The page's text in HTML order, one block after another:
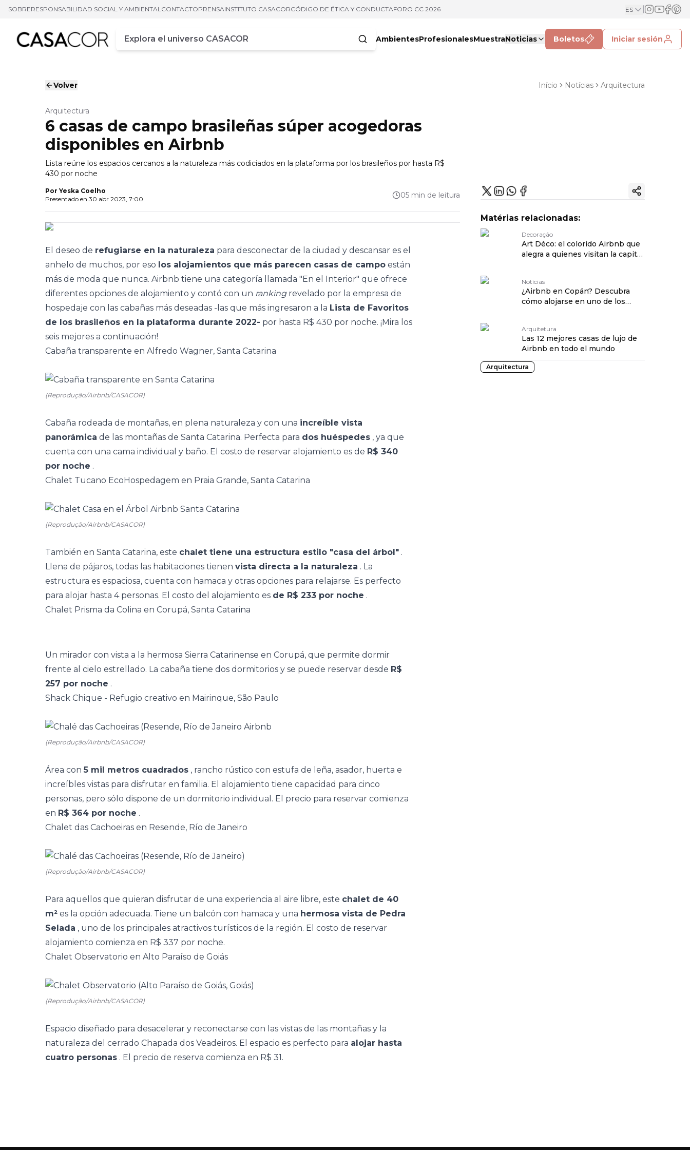
SOBRERESPONSABILIDAD SOCIAL Y AMBIENTALCONTACTOPRENSAINSTITUTO CASACORCÓDIGO DE ÉTICA Y CONDUCTAFORO CC 2026 ES
Campo de busca
Ingrese al menos tres caracteres
AmbientesProfesionalesMuestraNoticias Boletos Iniciar sesión
Volver Início Notícias Arquitectura
Arquitectura
6 casas de campo brasileñas súper acogedoras
disponibles en Airbnb
Lista reúne los espacios cercanos a la naturaleza más codiciados en la plataforma por los brasileños por hasta R$
430 por noche
Por Yeska Coelho
Presentado en 30 abr 2023, 7:00 05 min de leitura
El deseo de refugiarse en la naturaleza para desconectar de la ciudad y descansar es el
anhelo de muchos, por eso los alojamientos que más parecen casas de campo están
más de moda que nunca. Airbnb tiene una categoría llamada "En el Interior" que ofrece
diferentes opciones de alojamiento y contó con un rankingrevelado por la empresa de
hospedaje con las cabañas más deseadas -las que más ingresaron a la Lista de Favoritos
de los brasileños en la plataforma durante 2022- por hasta R$ 430 por noche. ¡Mira los
seis mejores a continuación!
Cabaña transparente en Alfredo Wagner, Santa Catarina
(Reprodução/Airbnb/CASACOR)
Cabaña rodeada de montañas, en plena naturaleza y con una increíble vista
panorámica de las montañas de Santa Catarina. Perfecta para dos huéspedes , ya que
cuenta con una cama individual y baño. El costo de reservar alojamiento es de R$ 340
por noche .
Chalet Tucano EcoHospedagem en Praia Grande, Santa Catarina
(Reprodução/Airbnb/CASACOR)
También en Santa Catarina, este chalet tiene una estructura estilo "casa del árbol" .
Llena de pájaros, todas las habitaciones tienen vista directa a la naturaleza . La
estructura es espaciosa, cuenta con hamaca y otras opciones para relajarse. Es perfecto
para alojar hasta 4 personas. El costo del alojamiento es de R$ 233 por noche .
Chalet Prisma da Colina en Corupá, Santa Catarina
Un mirador con vista a la hermosa Sierra Catarinense en Corupá, que permite dormir
frente al cielo estrellado. La cabaña tiene dos dormitorios y se puede reservar desde R$
257 por noche .
Shack Chique - Refugio creativo en Mairinque, São Paulo
(Reprodução/Airbnb/CASACOR)
Área con5 mil metros cuadrados , rancho rústico con estufa de leña, asador, huerta e
increíbles vistas para disfrutar en familia. El alojamiento tiene capacidad para cinco
personas, pero sólo dispone de un dormitorio individual. El precio para reservar comienza
en R$ 364 por noche .
Chalet das Cachoeiras en Resende, Río de Janeiro
(Reprodução/Airbnb/CASACOR)
Para aquellos que quieran disfrutar de una experiencia al aire libre, este chalet de 40
m² es la opción adecuada. Tiene un balcón con hamaca y una hermosa vista de Pedra
Selada , uno de los principales atractivos turísticos de la región. El costo de reservar
alojamiento comienza en R$ 337 por noche.
Chalet Observatorio en Alto Paraíso de Goiás
(Reprodução/Airbnb/CASACOR)
Espacio diseñado para desacelerar y reconectarse con las vistas de las montañas y la
naturaleza del cerrado Chapada dos Veadeiros. El espacio es perfecto para alojar hasta
cuatro personas . El precio de reserva comienza en R$ 31.
Copiar enlace
Matérias relacionadas:
Decoração
Art Déco: el colorido Airbnb que
alegra a quienes visitan la capital
Notícias
¿Airbnb en Copán? Descubra
cómo alojarse en uno de los
Arquitetura
Las 12 mejores casas de lujo de
Airbnb en todo el mundo
Arquitectura